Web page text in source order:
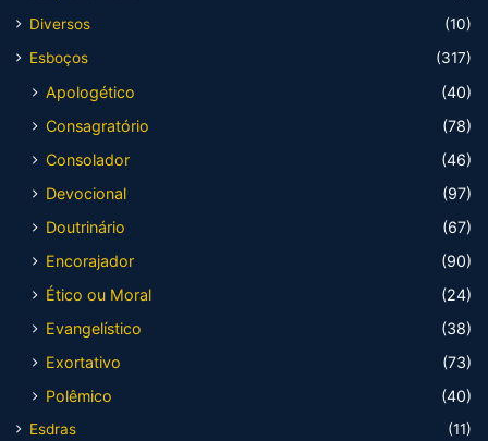
Diversos
(10)
Esboços
(317)
Apologético
(40)
Consagratório
(78)
Consolador
(46)
Devocional
(97)
Doutrinário
(67)
Encorajador
(90)
Ético ou Moral
(24)
Evangelístico
(38)
Exortativo
(73)
Polêmico
(40)
Esdras
(11)